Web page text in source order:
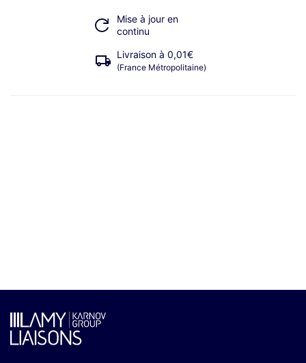
Mise à jour en
continu
Livraison à 0,01€
(France Métropolitaine)